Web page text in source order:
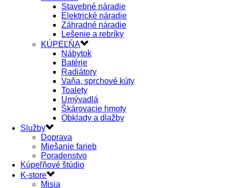
Stavebné náradie
Elektrické náradie
Záhradné náradie
Lešenie a rebríky
KÚPEĽŇA
Nábytok
Batérie
Radiátory
Vaňa, sprchové kúty
Toalety
Umývadlá
Škárovacie hmoty
Obklady a dlažby
Služby
Doprava
Miešanie farieb
Poradenstvo
Kúpeľňové štúdio
K-store
Misia